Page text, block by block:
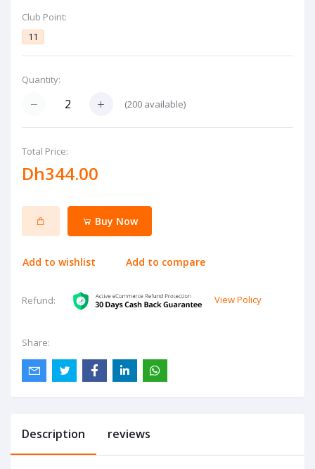
Club Point:
11
Quantity:
(200 available)
Total Price:
Dh344.00
Buy Now
Add to wishlist Add to compare
Refund: View Policy
Share:
Description reviews